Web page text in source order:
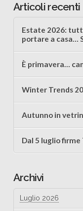
Articoli recenti
Estate 2026:
portare a casa…
È primavera…
Winter Trends
Autunno in
Dal 5 luglio firme
Archivi
Luglio 2026